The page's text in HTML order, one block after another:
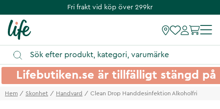
Fri frakt vid köp över 299kr
Lifebutiken.se är tillfälligt stängd
Hem Skonhet Handvard Clean Drop Handdesinfektion Alkoholfri